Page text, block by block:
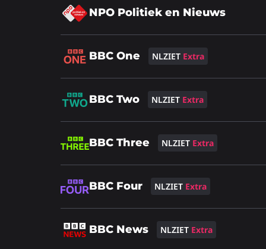
NPO Politiek en Nieuws
Lees
meer
over
BBC One
NLZIET Extra
Lees
meer
over
BBC Two
NLZIET Extra
Lees
meer
over
BBC Three
NLZIET Extra
Lees
meer
over
BBC Four
NLZIET Extra
Lees
meer
over
BBC News
NLZIET Extra
Lees
meer